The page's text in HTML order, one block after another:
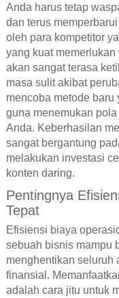
Anda harus tetap
dan terus
oleh para kompetitor
yang kuat
akan sangat terasa
masa sulit akibat
mencoba metode
guna menemukan
Anda. Keberhasilan
sangat bergantung
melakukan investasi
konten daring.
Pentingnya
Tepat
Efisiensi biaya
sebuah bisnis mampu
menghentikan seluruh
finansial.
adalah cara jitu untuk